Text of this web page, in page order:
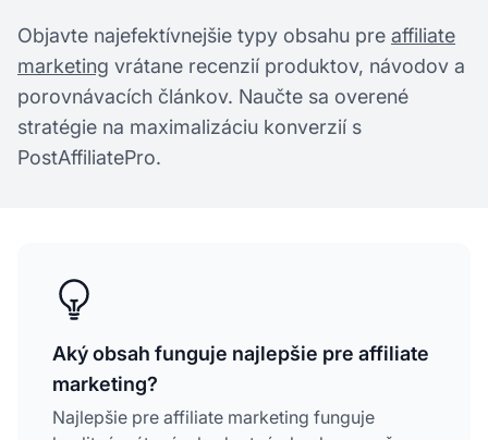
Objavte najefektívnejšie typy obsahu pre affiliate
marketing vrátane recenzií produktov, návodov a
porovnávacích článkov. Naučte sa overené
stratégie na maximalizáciu konverzií s
PostAffiliatePro.
Aký obsah funguje najlepšie pre affiliate
marketing?
Najlepšie pre affiliate marketing funguje